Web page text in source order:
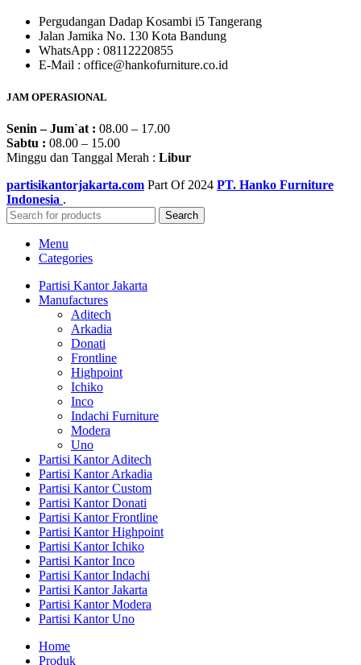
Pergudangan Dadap Kosambi i5 Tangerang
Jalan Jamika No. 130 Kota Bandung
WhatsApp : 08112220855
E-Mail : office@hankofurniture.co.id
JAM OPERASIONAL
Senin – Jum`at : 08.00 – 17.00
Sabtu : 08.00 – 15.00
Minggu dan Tanggal Merah : Libur
partisikantorjakarta.com Part Of 2024 PT. Hanko Furniture
Indonesia .
Search
Menu
Categories
Partisi Kantor Jakarta
Manufactures
Aditech
Arkadia
Donati
Frontline
Highpoint
Ichiko
Inco
Indachi Furniture
Modera
Uno
Partisi Kantor Aditech
Partisi Kantor Arkadia
Partisi Kantor Custom
Partisi Kantor Donati
Partisi Kantor Frontline
Partisi Kantor Highpoint
Partisi Kantor Ichiko
Partisi Kantor Inco
Partisi Kantor Indachi
Partisi Kantor Jakarta
Partisi Kantor Modera
Partisi Kantor Uno
Home
Produk